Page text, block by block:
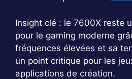
Insight clé : le 7600X reste
pour le gaming moderne
fréquences élevées et sa
un point critique pour les
applications de création.